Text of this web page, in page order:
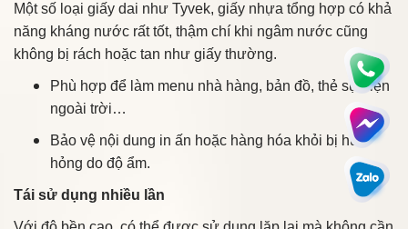
Một số loại giấy dai như Tyvek, giấy nhựa tổng hợp có khả
năng kháng nước rất tốt, thậm chí khi ngâm nước cũng
không bị rách hoặc tan như giấy thường.
Phù hợp để làm menu nhà hàng, bản đồ, thẻ sự kiện
ngoài trời…
Bảo vệ nội dung in ấn hoặc hàng hóa khỏi bị hư
hỏng do độ ẩm.
Tái sử dụng nhiều lần